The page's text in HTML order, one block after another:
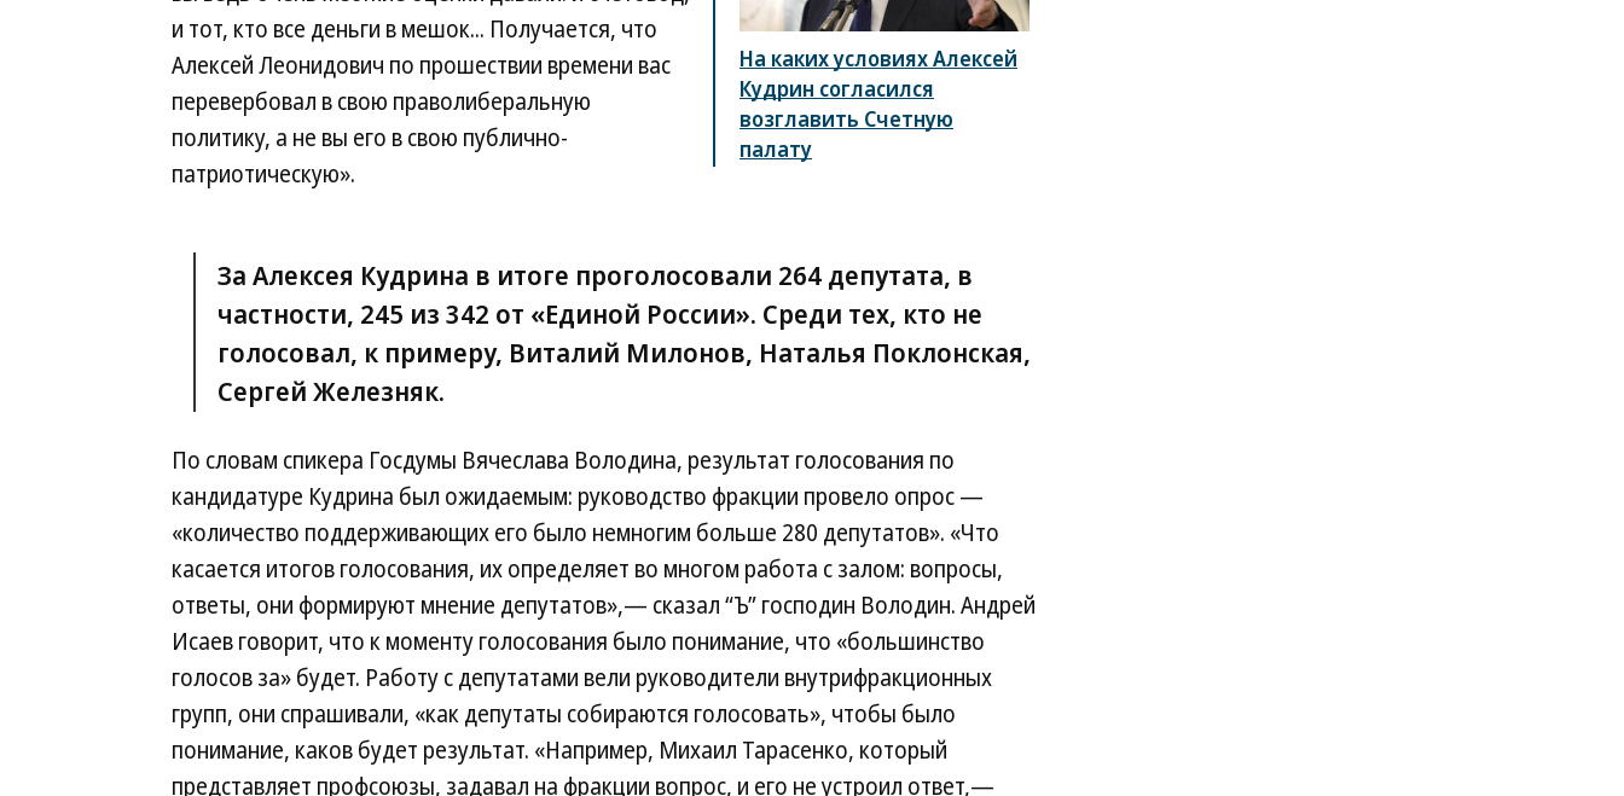
На каких условиях Алексей
Кудрин согласился
возглавить Счетную
палату
и тот, кто все деньги в мешок... Получается, что
Алексей Леонидович по прошествии времени вас
перевербовал в свою праволиберальную
политику, а не вы его в свою публично-
патриотическую».
За Алексея Кудрина в итоге проголосовали 264 депутата, в
частности, 245 из 342 от «Единой России». Среди тех, кто не
голосовал, к примеру, Виталий Милонов, Наталья Поклонская,
Сергей Железняк.
По словам спикера Госдумы Вячеслава Володина, результат голосования по
кандидатуре Кудрина был ожидаемым: руководство фракции провело опрос —
«количество поддерживающих его было немногим больше 280 депутатов». «Что
касается итогов голосования, их определяет во многом работа с залом: вопросы,
ответы, они формируют мнение депутатов»,— сказал “Ъ” господин Володин. Андрей
Исаев говорит, что к моменту голосования было понимание, что «большинство
голосов за» будет. Работу с депутатами вели руководители внутрифракционных
групп, они спрашивали, «как депутаты собираются голосовать», чтобы было
понимание, каков будет результат. «Например, Михаил Тарасенко, который
представляет профсоюзы, задавал на фракции вопрос, и его не устроил ответ,—